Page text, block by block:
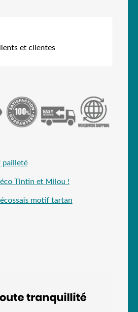
et clientes
pailleté
Tintin et Milou !
motif tartan